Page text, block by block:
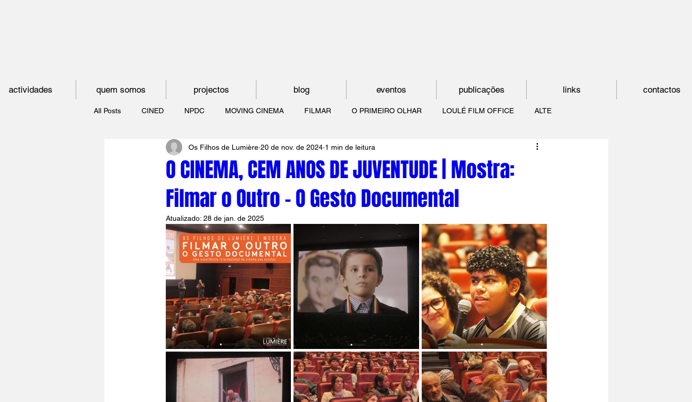
All Posts CINED NPDC MOVING CINEMA FILMAR O PRIMEIRO OLHAR LOULÉ FILM OFFICE ALTE
O CINEMA, CEM ANOS DE JUVENTUDE O MUNDO À NOSSA VOLTA
CINECLUBE DAS GAIVOTAS O CINEMA POR DENTRO CRESCER COM O CINEMA NO PAÍS DO CINEMA
O CINEMA, CEM ANOS DE JUVENTUDE | Mostra:
Filmar o Outro - O Gesto Documental
Os Filhos de Lumière 20 de nov. de 2024 1 min de leitura
Atualizado: 28 de jan. de 2025
actividades quem somos projectos blog eventos publicações links contactos